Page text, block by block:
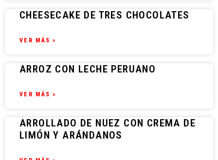
CHEESECAKE DE TRES CHOCOLATES
VER MÁS »
ARROZ CON LECHE PERUANO
VER MÁS »
ARROLLADO DE NUEZ CON CREMA DE
LIMÓN Y ARÁNDANOS